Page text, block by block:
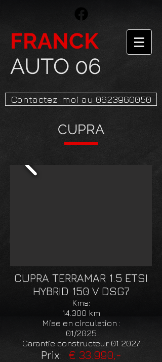
FRANCK
AUTO 06
Contactez-moi au 0623960050
CUPRA
CUPRA TERRAMAR 1.5 ETSI
HYBRID 150 V DSG7
Kms:
14.300 km
Mise en circulation :
01/2025
Garantie constructeur 01 2027
Prix: € 33.990,-